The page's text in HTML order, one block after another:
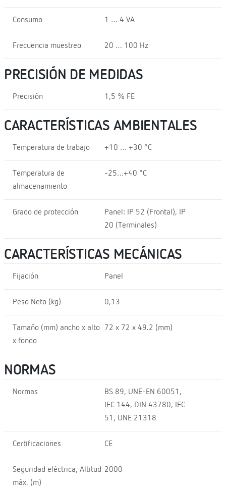
Consumo 1 … 4 VA
Frecuencia muestreo 20 … 100 Hz
PRECISIÓN DE MEDIDAS
Precisión 1,5 % FE
CARACTERÍSTICAS AMBIENTALES
Temperatura de trabajo +10 … +30 °C
Temperatura de
almacenamiento
-25…+40 °C
Grado de protección
Panel: IP 52 (Frontal), IP
20 (Terminales)
CARACTERÍSTICAS MECÁNICAS
Fijación Panel
Peso Neto (kg) 0,13
Tamaño (mm) ancho x alto
x fondo
72 x 72 x 49.2 (mm)
NORMAS
Normas
BS 89, UNE-EN 60051,
IEC 144, DIN 43780, IEC
51, UNE 21318
Certificaciones CE
Seguridad eléctrica, Altitud
máx. (m)
2000